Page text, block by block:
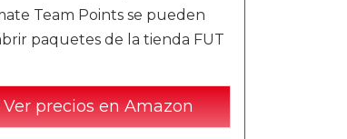
Team Points se pueden
paquetes de la tienda FUT
Ver precios en Amazon